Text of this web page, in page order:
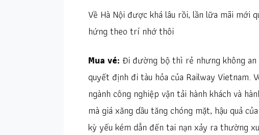
Về Hà Nội được khá lâu rồi, lần lữa mãi mới
hứng theo trí nhớ thôi
Mua vé: Đi đường bộ thì rẻ nhưng không
quyết định đi tàu hỏa của Railway Vietnam.
ngành công nghiệp vận tải hành khách và
mà giá xăng dầu tăng chóng mặt, hậu quả
kỳ yếu kém dẫn đến tai nạn xảy ra thường